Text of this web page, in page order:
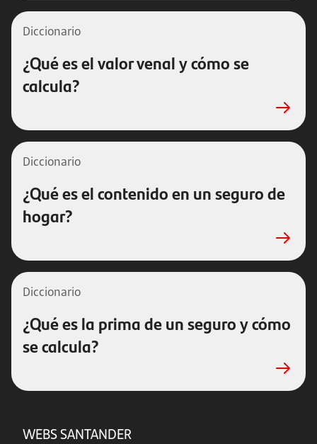
Diccionario
¿Qué es el valor venal y cómo se
calcula?
Diccionario
¿Qué es el contenido en un seguro de
hogar?
Diccionario
¿Qué es la prima de un seguro y cómo
se calcula?
WEBS SANTANDER